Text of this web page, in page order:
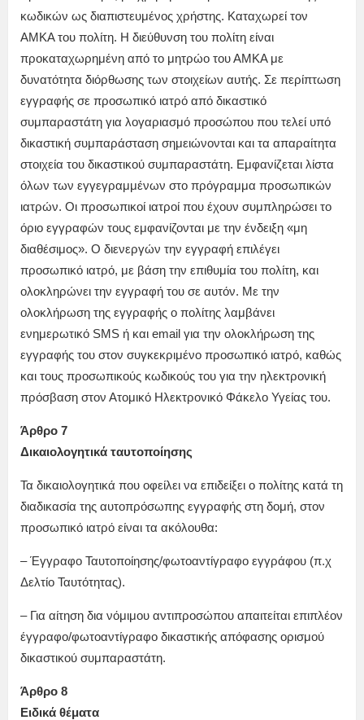
κωδικών ως διαπιστευμένος χρήστης. Καταχωρεί τον
ΑΜΚΑ του πολίτη. Η διεύθυνση του πολίτη είναι
προκαταχωρημένη από το μητρώο του ΑΜΚΑ με
δυνατότητα διόρθωσης των στοιχείων αυτής. Σε περίπτωση
εγγραφής σε προσωπικό ιατρό από δικαστικό
συμπαραστάτη για λογαριασμό προσώπου που τελεί υπό
δικαστική συμπαράσταση σημειώνονται και τα απαραίτητα
στοιχεία του δικαστικού συμπαραστάτη. Εμφανίζεται λίστα
όλων των εγγεγραμμένων στο πρόγραμμα προσωπικών
ιατρών. Οι προσωπικοί ιατροί που έχουν συμπληρώσει το
όριο εγγραφών τους εμφανίζονται με την ένδειξη «μη
διαθέσιμος». O διενεργών την εγγραφή επιλέγει
προσωπικό ιατρό, με βάση την επιθυμία του πολίτη, και
ολοκληρώνει την εγγραφή του σε αυτόν. Με την
ολοκλήρωση της εγγραφής ο πολίτης λαμβάνει
ενημερωτικό SMS ή και email για την ολοκλήρωση της
εγγραφής του στον συγκεκριμένο προσωπικό ιατρό, καθώς
και τους προσωπικούς κωδικούς του για την ηλεκτρονική
πρόσβαση στον Ατομικό Ηλεκτρονικό Φάκελο Υγείας του.
Άρθρο 7
Δικαιολογητικά ταυτοποίησης
Τα δικαιολογητικά που οφείλει να επιδείξει ο πολίτης κατά τη
διαδικασία της αυτοπρόσωπης εγγραφής στη δομή, στον
προσωπικό ιατρό είναι τα ακόλουθα:
– Έγγραφο Ταυτοποίησης/φωτοαντίγραφο εγγράφου (π.χ
Δελτίο Ταυτότητας).
– Για αίτηση δια νόμιμου αντιπροσώπου απαιτείται επιπλέον
έγγραφο/φωτοαντίγραφο δικαστικής απόφασης ορισμού
δικαστικού συμπαραστάτη.
Άρθρο 8
Ειδικά θέματα